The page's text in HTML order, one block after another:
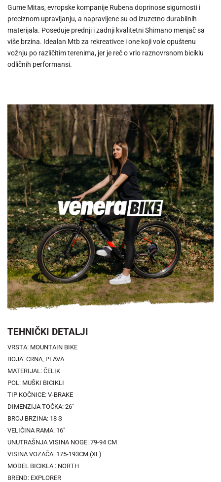
Gume Mitas, evropske kompanije Rubena doprinose sigurnosti i
preciznom upravljanju, a napravljene su od izuzetno durabilnih
materijala. Poseduje prednji i zadnji kvalitetni Shimano menjač sa
više brzina. Idealan Mtb za rekreativce i one koji vole opuštenu
vožnju po različitim terenima, jer je reč o vrlo raznovrsnom biciklu
odličnih performansi.
TEHNIČKI DETALJI
VRSTA: MOUNTAIN BIKE
BOJA: CRNA, PLAVA
MATERIJAL: ČELIK
POL: MUŠKI BICIKLI
TIP KOČNICE: V-BRAKE
DIMENZIJA TOČKA: 26"
BROJ BRZINA: 18 S
VELIČINA RAMA: 16"
UNUTRAŠNJA VISINA NOGE: 79-94 CM
VISINA VOZAČA: 175-193CM (XL)
MODEL BICIKLA : NORTH
BREND: EXPLORER